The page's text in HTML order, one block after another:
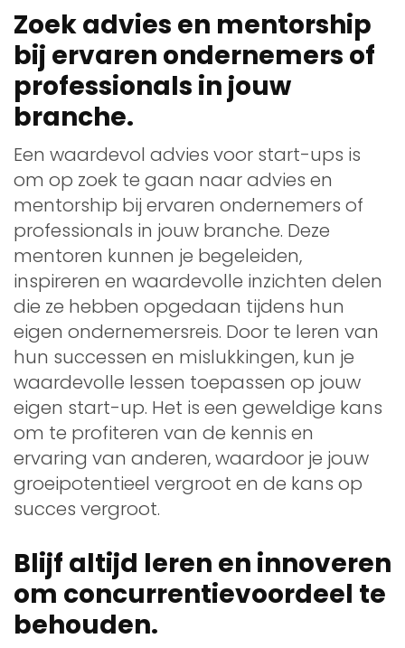
Zoek advies en mentorship
bij ervaren ondernemers of
professionals in jouw
branche.
Een waardevol advies voor start-ups is
om op zoek te gaan naar advies en
mentorship bij ervaren ondernemers of
professionals in jouw branche. Deze
mentoren kunnen je begeleiden,
inspireren en waardevolle inzichten delen
die ze hebben opgedaan tijdens hun
eigen ondernemersreis. Door te leren van
hun successen en mislukkingen, kun je
waardevolle lessen toepassen op jouw
eigen start-up. Het is een geweldige kans
om te profiteren van de kennis en
ervaring van anderen, waardoor je jouw
groeipotentieel vergroot en de kans op
succes vergroot.
Blijf altijd leren en innoveren
om concurrentievoordeel te
behouden.